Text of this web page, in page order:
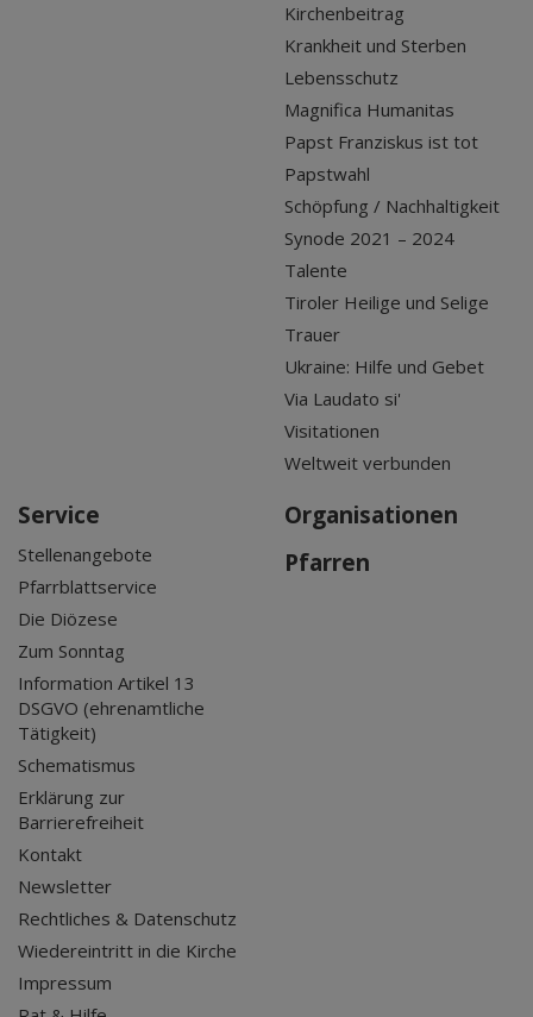
Kirchenbeitrag
Krankheit und Sterben
Lebensschutz
Magnifica Humanitas
Papst Franziskus ist tot
Papstwahl
Schöpfung / Nachhaltigkeit
Synode 2021 – 2024
Talente
Tiroler Heilige und Selige
Trauer
Ukraine: Hilfe und Gebet
Via Laudato si'
Visitationen
Weltweit verbunden
Service
Stellenangebote
Pfarrblattservice
Die Diözese
Zum Sonntag
Information Artikel 13
DSGVO (ehrenamtliche
Tätigkeit)
Schematismus
Erklärung zur
Barrierefreiheit
Kontakt
Newsletter
Rechtliches & Datenschutz
Wiedereintritt in die Kirche
Impressum
Organisationen
Pfarren